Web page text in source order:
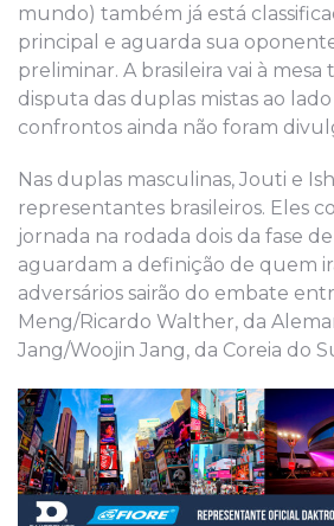
mundo) também já está
principal e aguarda sua
preliminar. A brasileira vai à
disputa das duplas mistas ao lado
confrontos ainda não foram
Nas duplas masculinas, Jouti e
representantes brasileiros. Eles
jornada na rodada dois da fase
aguardam a definição de quem
adversários sairão do embate
Meng/Ricardo Walther, da
Jang/Woojin Jang, da Coreia do